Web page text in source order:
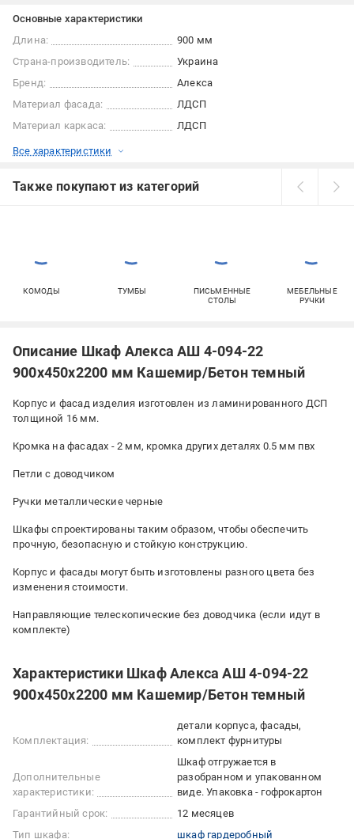
Основные характеристики
Длина:
900 мм
Страна-производитель:
Украина
Бренд:
Алекса
Материал фасада:
ЛДСП
Материал каркаса:
ЛДСП
Все характеристики
Также покупают из категорий
КОМОДЫ ТУМБЫ
ПИСЬМЕННЫЕ
СТОЛЫ
МЕБЕЛЬНЫЕ
РУЧКИ
Описание Шкаф Алекса АШ 4-094-22
900х450х2200 мм Кашемир/Бетон темный
Корпус и фасад изделия изготовлен из ламинированного ДСП
толщиной 16 мм.
Кромка на фасадах - 2 мм, кромка других деталях 0.5 мм пвх
Петли с доводчиком
Ручки металлические черные
Шкафы спроектированы таким образом, чтобы обеспечить
прочную, безопасную и стойкую конструкцию.
Корпус и фасады могут быть изготовлены разного цвета без
изменения стоимости.
Направляющие телескопические без доводчика (если идут в
комплекте)
Характеристики Шкаф Алекса АШ 4-094-22
900х450х2200 мм Кашемир/Бетон темный
Комплектация:
детали корпуса, фасады,
комплект фурнитуры
Дополнительные
характеристики:
Шкаф отгружается в
разобранном и упакованном
виде. Упаковка - гофрокартон
Гарантийный срок:
12 месяцев
Тип шкафа:
шкаф гардеробный